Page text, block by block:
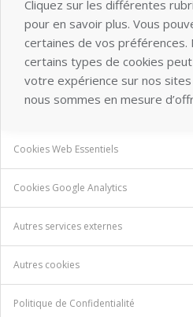
Cliquez sur les différentes
pour en savoir plus. Vous
certaines de vos préférences.
certains types de cookies
votre expérience sur nos
nous sommes en mesure
Cookies Web Essentiels
Cookies Google Analytics
Autres services externes
Autres cookies
Politique de Confidentialité